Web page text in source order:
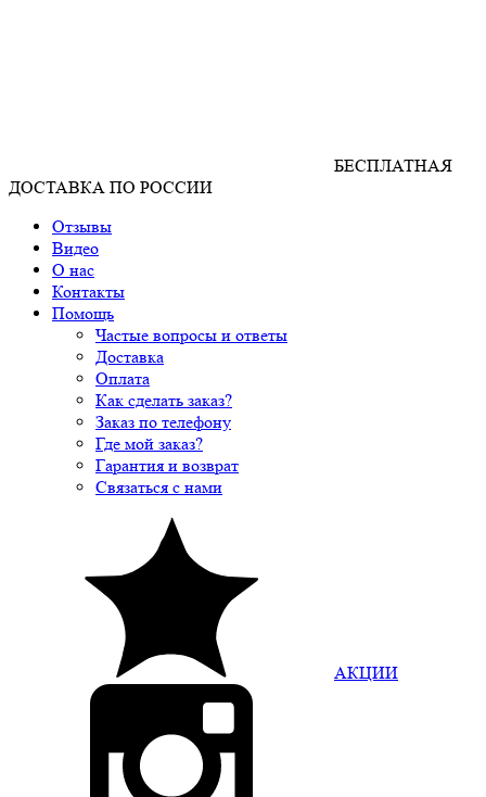
БЕСПЛАТНАЯ
ДОСТАВКА ПО РОССИИ
Отзывы
Видео
О нас
Контакты
Помощь
Частые вопросы и ответы
Доставка
Оплата
Как сделать заказ?
Заказ по телефону
Где мой заказ?
Гарантия и возврат
Связаться с нами
АКЦИИ